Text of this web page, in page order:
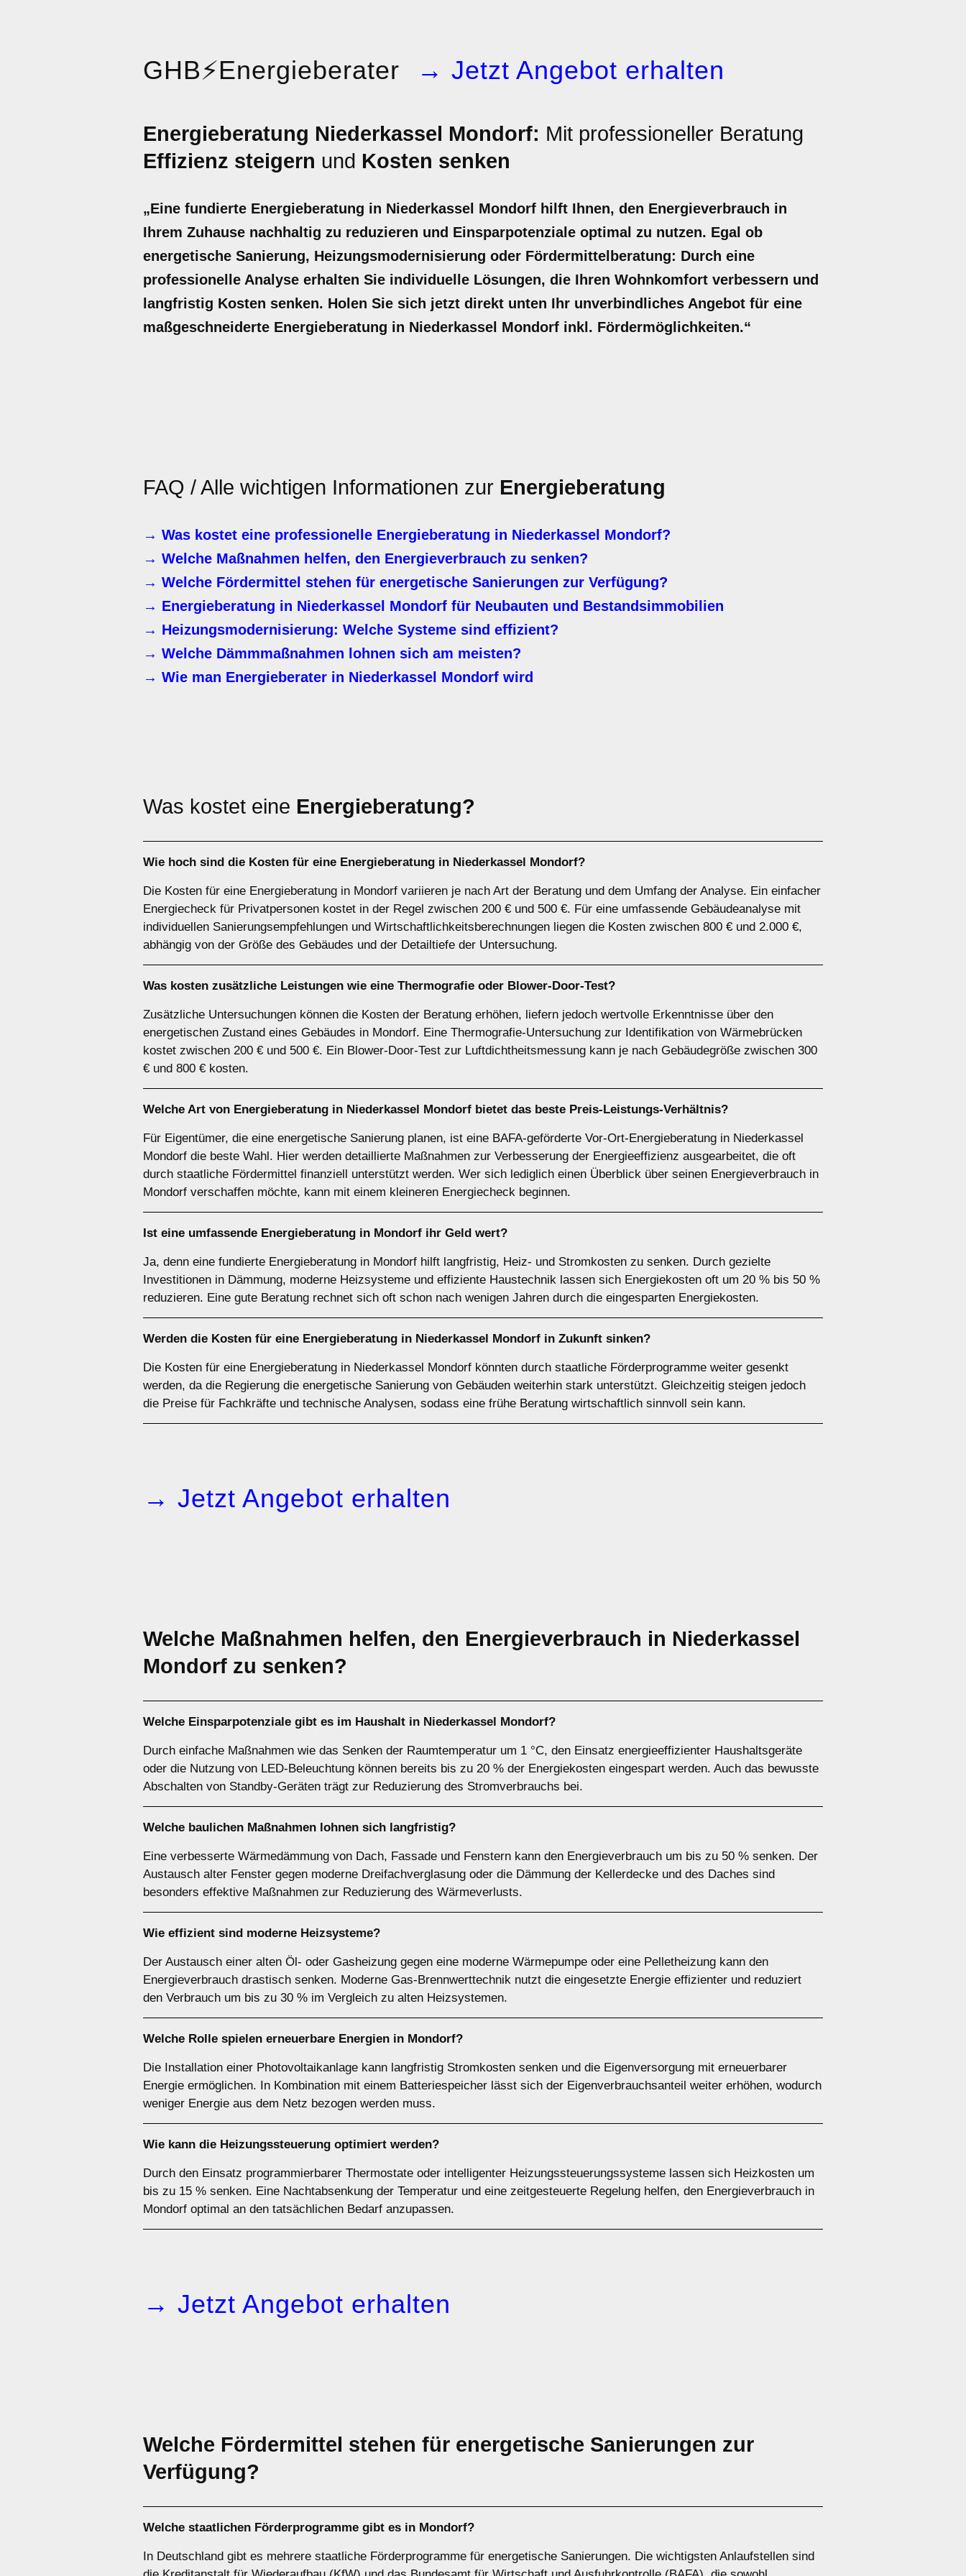
GHB⚡Energieberater → Jetzt Angebot erhalten
Energieberatung Niederkassel Mondorf: Mit professioneller Beratung
Effizienz steigern und Kosten senken
„Eine fundierte Energieberatung in Niederkassel Mondorf hilft Ihnen, den Energieverbrauch in
Ihrem Zuhause nachhaltig zu reduzieren und Einsparpotenziale optimal zu nutzen. Egal ob
energetische Sanierung, Heizungsmodernisierung oder Fördermittelberatung: Durch eine
professionelle Analyse erhalten Sie individuelle Lösungen, die Ihren Wohnkomfort verbessern und
langfristig Kosten senken. Holen Sie sich jetzt direkt unten Ihr unverbindliches Angebot für eine
maßgeschneiderte Energieberatung in Niederkassel Mondorf inkl. Fördermöglichkeiten.“
FAQ / Alle wichtigen Informationen zur Energieberatung
→ Was kostet eine professionelle Energieberatung in Niederkassel Mondorf?
→ Welche Maßnahmen helfen, den Energieverbrauch zu senken?
→ Welche Fördermittel stehen für energetische Sanierungen zur Verfügung?
→ Energieberatung in Niederkassel Mondorf für Neubauten und Bestandsimmobilien
→ Heizungsmodernisierung: Welche Systeme sind effizient?
→ Welche Dämmmaßnahmen lohnen sich am meisten?
→ Wie man Energieberater in Niederkassel Mondorf wird
Was kostet eine Energieberatung?
Wie hoch sind die Kosten für eine Energieberatung in Niederkassel Mondorf?
Die Kosten für eine Energieberatung in Mondorf variieren je nach Art der Beratung und dem Umfang der Analyse. Ein einfacher
Energiecheck für Privatpersonen kostet in der Regel zwischen 200 € und 500 €. Für eine umfassende Gebäudeanalyse mit
individuellen Sanierungsempfehlungen und Wirtschaftlichkeitsberechnungen liegen die Kosten zwischen 800 € und 2.000 €,
abhängig von der Größe des Gebäudes und der Detailtiefe der Untersuchung.
Was kosten zusätzliche Leistungen wie eine Thermografie oder Blower-Door-Test?
Zusätzliche Untersuchungen können die Kosten der Beratung erhöhen, liefern jedoch wertvolle Erkenntnisse über den
energetischen Zustand eines Gebäudes in Mondorf. Eine Thermografie-Untersuchung zur Identifikation von Wärmebrücken
kostet zwischen 200 € und 500 €. Ein Blower-Door-Test zur Luftdichtheitsmessung kann je nach Gebäudegröße zwischen 300
€ und 800 € kosten.
Welche Art von Energieberatung in Niederkassel Mondorf bietet das beste Preis-Leistungs-Verhältnis?
Für Eigentümer, die eine energetische Sanierung planen, ist eine BAFA-geförderte Vor-Ort-Energieberatung in Niederkassel
Mondorf die beste Wahl. Hier werden detaillierte Maßnahmen zur Verbesserung der Energieeffizienz ausgearbeitet, die oft
durch staatliche Fördermittel finanziell unterstützt werden. Wer sich lediglich einen Überblick über seinen Energieverbrauch in
Mondorf verschaffen möchte, kann mit einem kleineren Energiecheck beginnen.
Ist eine umfassende Energieberatung in Mondorf ihr Geld wert?
Ja, denn eine fundierte Energieberatung in Mondorf hilft langfristig, Heiz- und Stromkosten zu senken. Durch gezielte
Investitionen in Dämmung, moderne Heizsysteme und effiziente Haustechnik lassen sich Energiekosten oft um 20 % bis 50 %
reduzieren. Eine gute Beratung rechnet sich oft schon nach wenigen Jahren durch die eingesparten Energiekosten.
Werden die Kosten für eine Energieberatung in Niederkassel Mondorf in Zukunft sinken?
Die Kosten für eine Energieberatung in Niederkassel Mondorf könnten durch staatliche Förderprogramme weiter gesenkt
werden, da die Regierung die energetische Sanierung von Gebäuden weiterhin stark unterstützt. Gleichzeitig steigen jedoch
die Preise für Fachkräfte und technische Analysen, sodass eine frühe Beratung wirtschaftlich sinnvoll sein kann.
→ Jetzt Angebot erhalten
Welche Maßnahmen helfen, den Energieverbrauch in Niederkassel
Mondorf zu senken?
Welche Einsparpotenziale gibt es im Haushalt in Niederkassel Mondorf?
Durch einfache Maßnahmen wie das Senken der Raumtemperatur um 1 °C, den Einsatz energieeffizienter Haushaltsgeräte
oder die Nutzung von LED-Beleuchtung können bereits bis zu 20 % der Energiekosten eingespart werden. Auch das bewusste
Abschalten von Standby-Geräten trägt zur Reduzierung des Stromverbrauchs bei.
Welche baulichen Maßnahmen lohnen sich langfristig?
Eine verbesserte Wärmedämmung von Dach, Fassade und Fenstern kann den Energieverbrauch um bis zu 50 % senken. Der
Austausch alter Fenster gegen moderne Dreifachverglasung oder die Dämmung der Kellerdecke und des Daches sind
besonders effektive Maßnahmen zur Reduzierung des Wärmeverlusts.
Wie effizient sind moderne Heizsysteme?
Der Austausch einer alten Öl- oder Gasheizung gegen eine moderne Wärmepumpe oder eine Pelletheizung kann den
Energieverbrauch drastisch senken. Moderne Gas-Brennwerttechnik nutzt die eingesetzte Energie effizienter und reduziert
den Verbrauch um bis zu 30 % im Vergleich zu alten Heizsystemen.
Welche Rolle spielen erneuerbare Energien in Mondorf?
Die Installation einer Photovoltaikanlage kann langfristig Stromkosten senken und die Eigenversorgung mit erneuerbarer
Energie ermöglichen. In Kombination mit einem Batteriespeicher lässt sich der Eigenverbrauchsanteil weiter erhöhen, wodurch
weniger Energie aus dem Netz bezogen werden muss.
Wie kann die Heizungssteuerung optimiert werden?
Durch den Einsatz programmierbarer Thermostate oder intelligenter Heizungssteuerungssysteme lassen sich Heizkosten um
bis zu 15 % senken. Eine Nachtabsenkung der Temperatur und eine zeitgesteuerte Regelung helfen, den Energieverbrauch in
Mondorf optimal an den tatsächlichen Bedarf anzupassen.
→ Jetzt Angebot erhalten
Welche Fördermittel stehen für energetische Sanierungen zur
Verfügung?
Welche staatlichen Förderprogramme gibt es in Mondorf?
In Deutschland gibt es mehrere staatliche Förderprogramme für energetische Sanierungen. Die wichtigsten Anlaufstellen sind